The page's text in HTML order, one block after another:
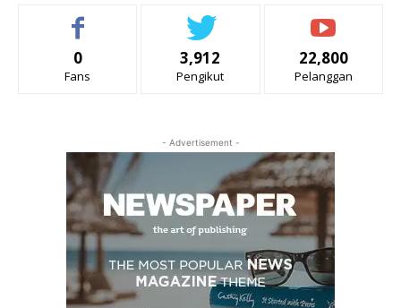
0
Fans
3,912
Pengikut
22,800
Pelanggan
- Advertisement -